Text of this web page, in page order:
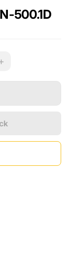
500.1D